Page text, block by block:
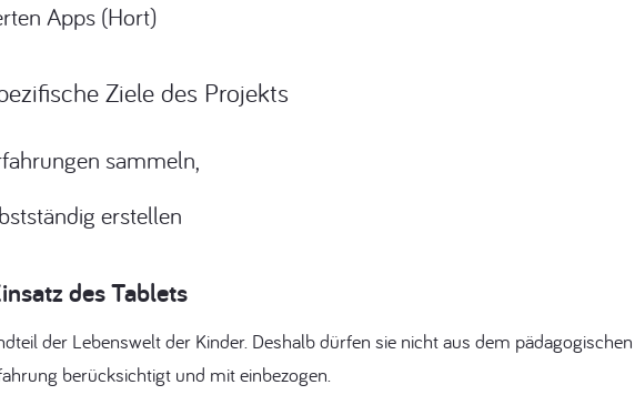
Apps (Hort)
Ziele des Projekts
sammeln,
erstellen
des Tablets
der Lebenswelt der Kinder. Deshalb dürfen sie nicht aus dem
berücksichtigt und mit einbezogen.